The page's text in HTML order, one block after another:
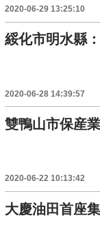
2020-06-29 13:25:10
綏化市明水縣
2020-06-28 14:39:57
雙鴨山市保産
2020-06-22 10:13:42
大慶油田首座